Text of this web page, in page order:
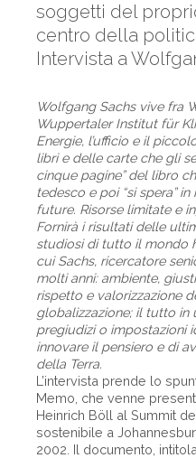
soggetti del
centro della
Intervista a
Wolfgang Sachs vive fra
Wuppertaler Institut für
Energie, l’ufficio e il
libri e delle carte che gli
cinque pagine” del libro
tedesco e poi “si spera”
future. Risorse limitate e
Fornirà i risultati delle
studiosi di tutto il mondo
cui Sachs, ricercatore
molti anni: ambiente,
rispetto e valorizzazione
globalizzazione; il tutto in
pregiudizi o impostazioni
innovare il pensiero e di
della Terra.
L’intervista prende lo
Memo, che venne
Heinrich Böll al Summit
sostenibile a
2002. Il documento,